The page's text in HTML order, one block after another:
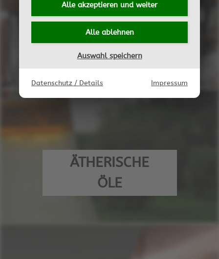
Alle akzeptieren und weiter
Alle ablehnen
Auswahl speichern
Datenschutz / Details Impressum
SCHNAPS
ÄTHERISCHE
ÖLE